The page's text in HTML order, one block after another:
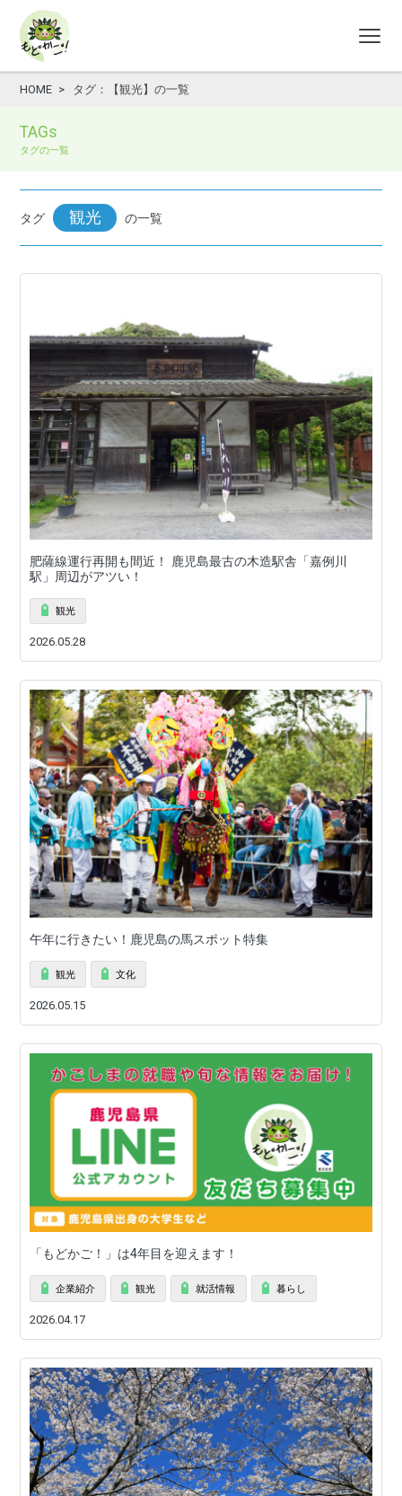
HOME タグ：【観光】の一覧
TAGs
タグの一覧
タグ 観光 の一覧
肥薩線運行再開も間近！ 鹿児島最古の木造駅舎「嘉例川
駅」周辺がアツい！
観光
2026.05.28
午年に行きたい！鹿児島の馬スポット特集
観光 文化
2026.05.15
「もどかご！」は4年目を迎えます！
企業紹介 観光 就活情報 暮らし
2026.04.17